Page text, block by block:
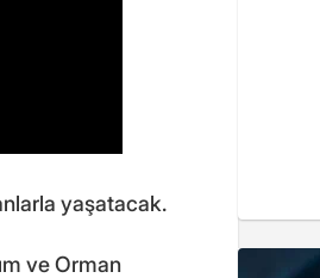
yaşatacak.
ve Orman